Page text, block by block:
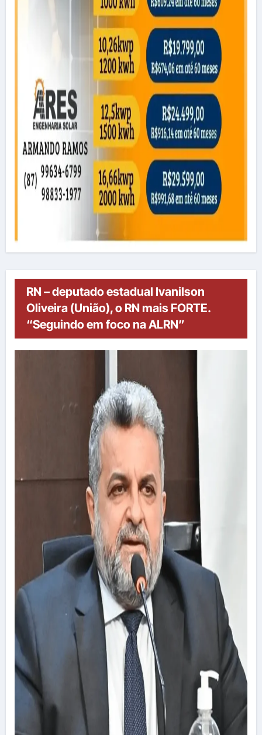
RN – deputado estadual Ivanilson
Oliveira (União), o RN mais FORTE.
“Seguindo em foco na ALRN”